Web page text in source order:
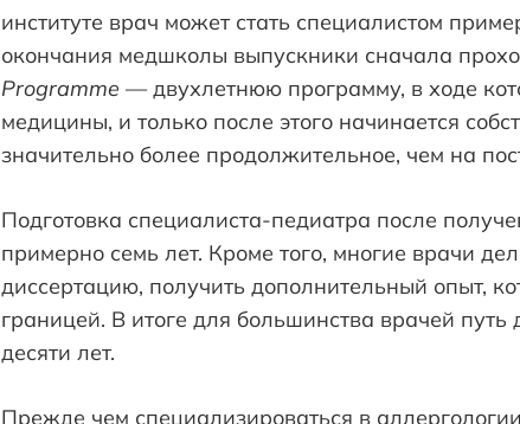
институте врач может стать специалистом
окончания медшколы выпускники сначала
Programme — двухлетнюю программу, в ходе
медицины, и только после этого начинается
значительно более продолжительное, чем на
Подготовка специалиста-педиатра после
примерно семь лет. Кроме того, многие врачи
диссертацию, получить дополнительный опыт,
границей. В итоге для большинства врачей путь
десяти лет.
Прежде чем специализироваться в